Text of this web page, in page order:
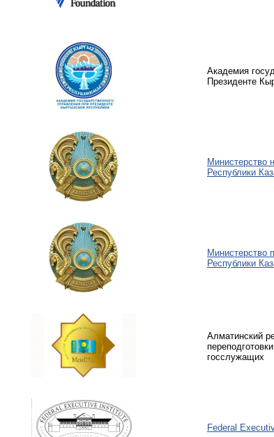
Академия
Президенте
Министерство
Республики
Министерство
Республики
Алматинский
госслужащих
Federal